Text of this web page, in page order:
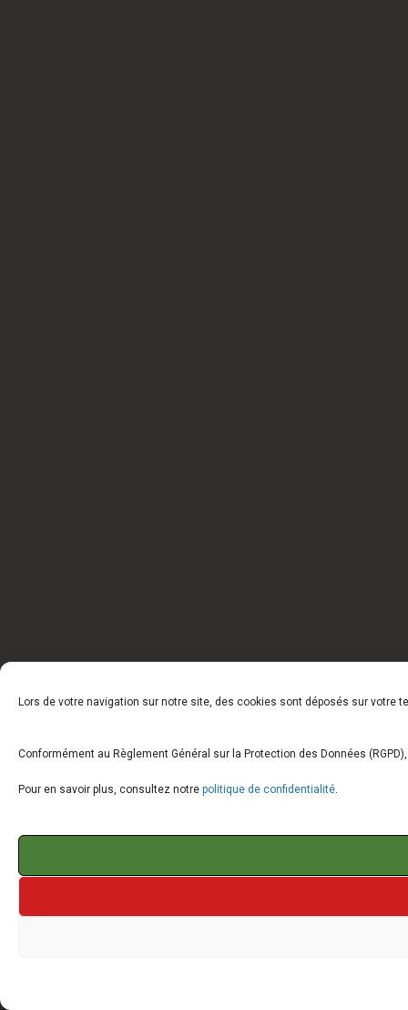
Lors de votre navigation sur notre site, des cookies sont déposés sur votre
Conformément au Règlement Général sur la Protection des Données
Pour en savoir plus, consultez notre politique de confidentialité.